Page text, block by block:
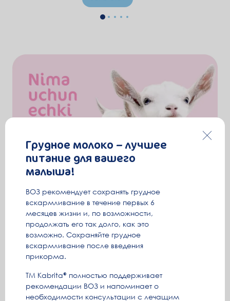
Грудное молоко – лучшее
питание для вашего
малыша!
ВОЗ рекомендует сохранять грудное
вскармливание в течение первых 6
месяцев жизни и, по возможности,
продолжать его так долго, как это
возможно. Сохраняйте грудное
вскармливание после введения
прикорма.
ТМ Kabrita
полностью поддерживает
рекомендации ВОЗ и напоминает о
необходимости консультации с лечащим